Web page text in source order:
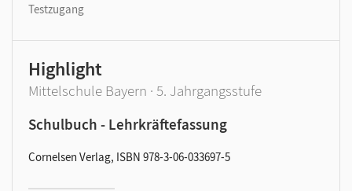
Testzugang
Highlight
Mittelschule Bayern · 5. Jahrgangsstufe
Schulbuch - Lehrkräftefassung
Cornelsen Verlag, ISBN 978-3-06-033697-5